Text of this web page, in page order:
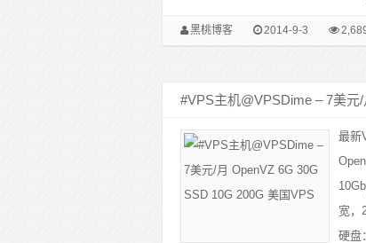
黑桃博客 2014-9-3
#VPS主机@VPSDime – 7美
最新
宽，
硬盘